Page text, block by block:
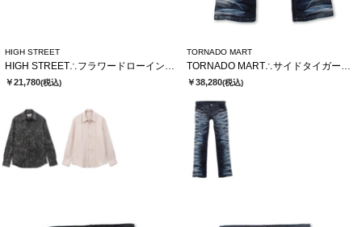
HIGH STREET
￥21,780(税込)
TORNADO MART
￥38,280(税込)